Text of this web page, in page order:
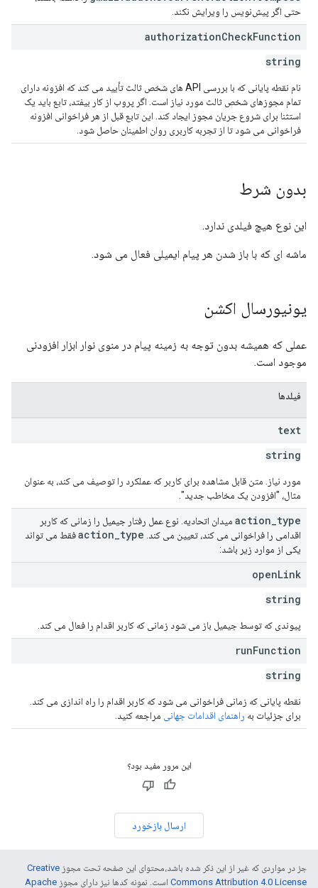
حتی اگر پیش‌نویس را ویرایش نکند.
authorizationCheckFunction
string
نام نقطه پایانی که با بررسی API های شخص ثالث تأیید می کند که افزونه دارای
تمام مجوزهای شخص ثالث مورد نیاز است. اگر پروب از کار بیفتد، تابع باید یک
استثنا برای شروع جریان مجوز ایجاد کند. این تابع قبل از هر فراخوانی افزونه
فراخوانی می شود تا از تجربه کاربری روان اطمینان حاصل شود.
بدون شرط
این نوع هیچ فیلدی ندارد.
ماشه ای که با باز شدن هر پیام ایمیلی فعال می شود.
یونیورسال اکشن
عملی که همیشه بدون توجه به زمینه پیام در منوی نوار ابزار افزودنی
موجود است.
فیلدها
text
string
مورد نیاز. متن قابل مشاهده برای کاربر که عملکرد را توصیف می کند، به عنوان
مثال، "افزودن یک مخاطب جدید".
action type
میدان اتحادیه. نوع عمل رفتار جیمیل را زمانی که کاربر
اقدامی را فراخوانی می کند، تعیین می کند.
action type
فقط می تواند
یکی از موارد زیر باشد:
openLink
string
پیوندی که توسط جیمیل باز می شود زمانی که کاربر اقدام را فعال می کند.
runFunction
string
نقطه پایانی که زمانی فراخوانی می شود که کاربر اقدام را راه اندازی می کند.
برای جزئیات به راهنمای اقدامات جهانی مراجعه کنید.
این مرور مفید بود؟
ارسال بازخورد
جز در مواردی که غیر از این ذکر شده باشد،‌محتوای این صفحه تحت مجوز Creative
Commons Attribution 4.0 License است. نمونه کدها نیز دارای مجوز Apache